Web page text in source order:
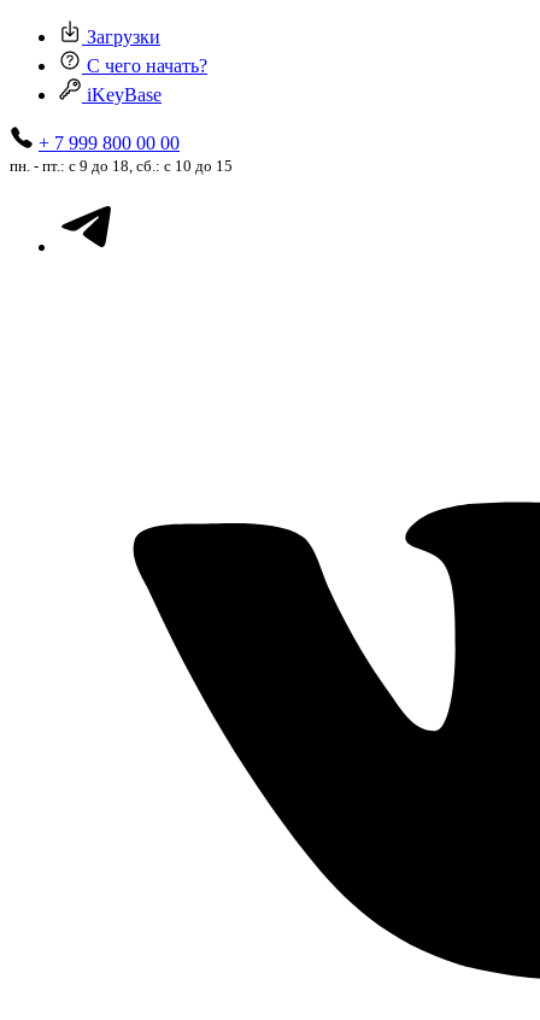
Загрузки
С чего начать?
iKeyBase
+ 7 999 800 00 00
пн. - пт.: с 9 до 18, сб.: с 10 до 15